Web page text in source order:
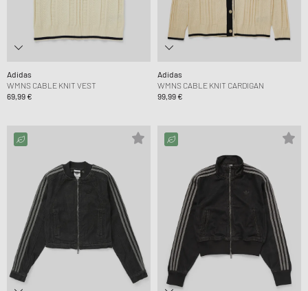
Adidas
WMNS CABLE KNIT VEST
69,99 €
Adidas
WMNS CABLE KNIT CARDIGAN
99,99 €